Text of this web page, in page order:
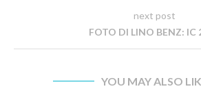
next post
FOTO DI LINO BENZ: IC
YOU MAY ALSO